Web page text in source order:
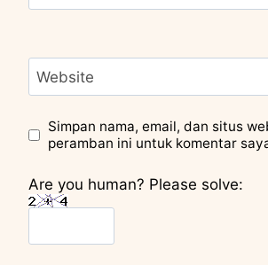
Website
Simpan nama, email, dan situs
peramban ini untuk komentar
Are you human? Please solve: